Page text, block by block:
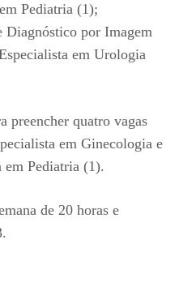
Pediatria (1);
Diagnóstico por Imagem
em Urologia
preencher quatro vagas
em Ginecologia e
em Pediatria (1).
de 20 horas e